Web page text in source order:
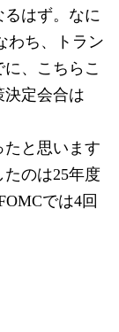
はず。なに
わち、トラン
、こちらこ
決定会合は
と思います
のは25年度
では4回